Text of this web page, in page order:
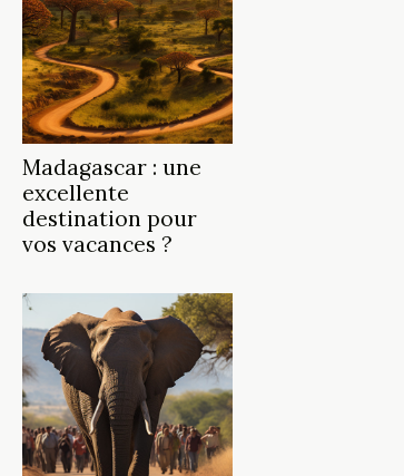
Madagascar : une
excellente
destination pour
vos vacances ?